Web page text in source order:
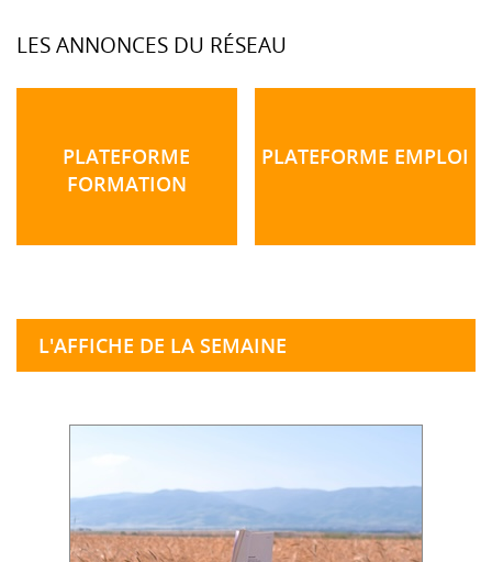
LES ANNONCES DU RÉSEAU
PLATEFORME
FORMATION
PLATEFORME EMPLOI
L'AFFICHE DE LA SEMAINE